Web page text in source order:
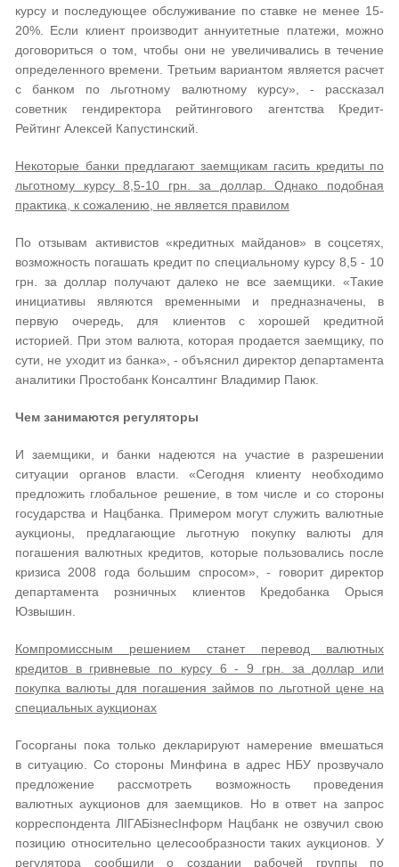
курсу и последующее обслуживание по ставке не менее 15-
20%. Если клиент производит аннуитетные платежи, можно
договориться о том, чтобы они не увеличивались в течение
определенного времени. Третьим вариантом является расчет
с банком по льготному валютному курсу», - рассказал
советник гендиректора рейтингового агентства Кредит-
Рейтинг Алексей Капустинский.
Некоторые банки предлагают заемщикам гасить кредиты по
льготному курсу 8,5-10 грн. за доллар. Однако подобная
практика, к сожалению, не является правилом
По отзывам активистов «кредитных майданов» в соцсетях,
возможность погашать кредит по специальному курсу 8,5 - 10
грн. за доллар получают далеко не все заемщики. «Такие
инициативы являются временными и предназначены, в
первую очередь, для клиентов с хорошей кредитной
историей. При этом валюта, которая продается заемщику, по
сути, не уходит из банка», - объяснил директор департамента
аналитики Простобанк Консалтинг Владимир Паюк.
Чем занимаются регуляторы
И заемщики, и банки надеются на участие в разрешении
ситуации органов власти. «Сегодня клиенту необходимо
предложить глобальное решение, в том числе и со стороны
государства и Нацбанка. Примером могут служить валютные
аукционы, предлагающие льготную покупку валюты для
погашения валютных кредитов, которые пользовались после
кризиса 2008 года большим спросом», - говорит директор
департамента розничных клиентов Кредобанка Орыся
Юзвышин.
Компромиссным решением станет перевод валютных
кредитов в гривневые по курсу 6 - 9 грн. за доллар или
покупка валюты для погашения займов по льготной цене на
специальных аукционах
Госорганы пока только декларируют намерение вмешаться
в ситуацию. Со стороны Минфина в адрес НБУ прозвучало
предложение рассмотреть возможность проведения
валютных аукционов для заемщиков. Но в ответ на запрос
корреспондента ЛІГАБізнесІнформ Нацбанк не озвучил свою
позицию относительно целесообразности таких аукционов. У
регулятора сообщили о создании рабочей группы по